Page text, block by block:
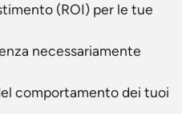
(ROI) per le tue
necessariamente
comportamento dei tuoi